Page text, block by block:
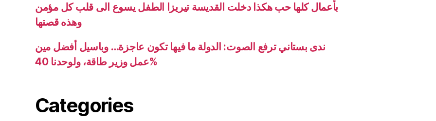
بأعمال كلها حب هكذا دخلت القديسة تيريزا الطفل يسوع الى قلب كل مؤمن
وهذه قصتها
ندى بستاني ترفع الصوت: الدولة ما فيها تكون عاجزة… وباسيل أفضل مين
عمل وزير طاقة، ولوحدنا 40%
Categories